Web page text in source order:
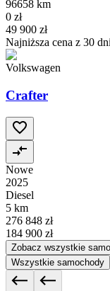
96658 km
0 zł
49 900 zł
Najniższa cena z 30 dni
Volkswagen
Crafter
Nowe
2025
Diesel
5 km
276 848 zł
184 900 zł
Zobacz wszystkie
Wszystkie samochody